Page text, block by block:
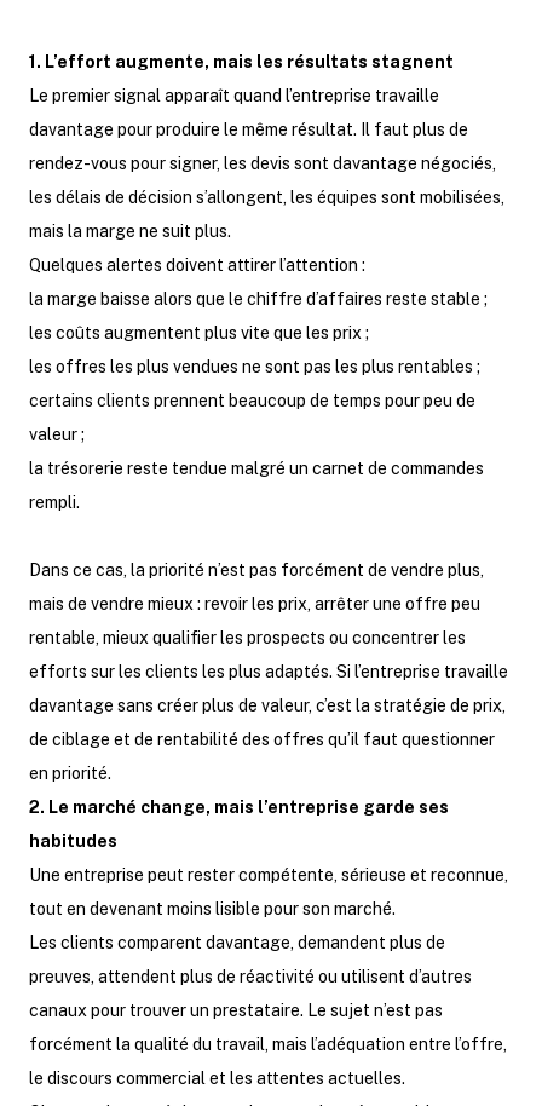
1. L’effort augmente, mais les résultats stagnent
Le premier signal apparaît quand l’entreprise travaille
davantage pour produire le même résultat. Il faut plus de
rendez-vous pour signer, les devis sont davantage négociés,
les délais de décision s’allongent, les équipes sont mobilisées,
mais la marge ne suit plus.
Quelques alertes doivent attirer l’attention :
la marge baisse alors que le chiffre d’affaires reste stable ;
les coûts augmentent plus vite que les prix ;
les offres les plus vendues ne sont pas les plus rentables ;
certains clients prennent beaucoup de temps pour peu de
valeur ;
la trésorerie reste tendue malgré un carnet de commandes
rempli.
Dans ce cas, la priorité n’est pas forcément de vendre plus,
mais de vendre mieux : revoir les prix, arrêter une offre peu
rentable, mieux qualifier les prospects ou concentrer les
efforts sur les clients les plus adaptés. Si l’entreprise travaille
davantage sans créer plus de valeur, c’est la stratégie de prix,
de ciblage et de rentabilité des offres qu’il faut questionner
en priorité.
2. Le marché change, mais l’entreprise garde ses
habitudes
Une entreprise peut rester compétente, sérieuse et reconnue,
tout en devenant moins lisible pour son marché.
Les clients comparent davantage, demandent plus de
preuves, attendent plus de réactivité ou utilisent d’autres
canaux pour trouver un prestataire. Le sujet n’est pas
forcément la qualité du travail, mais l’adéquation entre l’offre,
le discours commercial et les attentes actuelles.